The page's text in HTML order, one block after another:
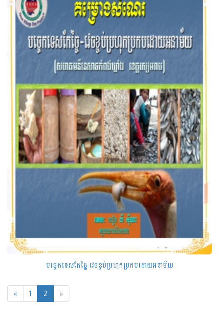
បច្ចេកទេសកែច្នៃ វេចខ្ចប់ប្រហុកប្រកបដោយអនាម័យ
« 1 2 »